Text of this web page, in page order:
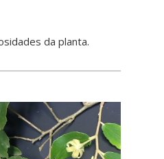
da planta.